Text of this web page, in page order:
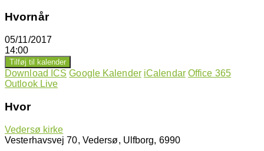
Hvornår
05/11/2017
14:00
Tilføj til kalender
Download ICS Google Kalender iCalendar Office 365
Outlook Live
Hvor
Vedersø kirke
Vesterhavsvej 70, Vedersø, Ulfborg, 6990